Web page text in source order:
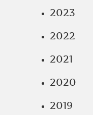
2023
2022
2021
2020
2019